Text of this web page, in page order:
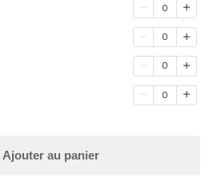
0
0
0
0
Ajouter au panier